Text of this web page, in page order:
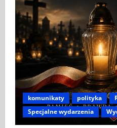
komunikaty polityka
Specjalne wydarzenia